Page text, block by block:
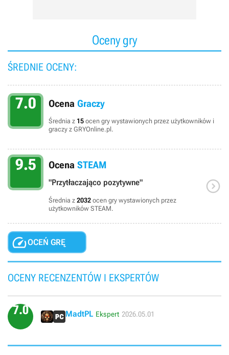
Oceny gry
ŚREDNIE OCENY:
7.0 Ocena Graczy
Średnia z 15 ocen gry wystawionych przez użytkowników i
graczy z GRYOnline.pl.
9.5 Ocena STEAM
"Przytłaczająco pozytywne"
Średnia z 2032 ocen gry wystawionych przez
użytkowników STEAM.

OCEŃ GRĘ
OCENY RECENZENTÓW I EKSPERTÓW
7.0 MadtPL Ekspert 2026.05.01